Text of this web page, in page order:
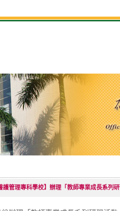
護管理專科學校】辦理「教師專業成長系列